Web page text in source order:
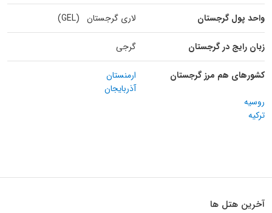
واحد پول گرجستان لاری گرجستان (GEL)
زبان رایج در گرجستان گرجی
کشورهای هم مرز گرجستان
ارمنستان
آذربایجان
روسیه
ترکیه
آخرین هتل ها